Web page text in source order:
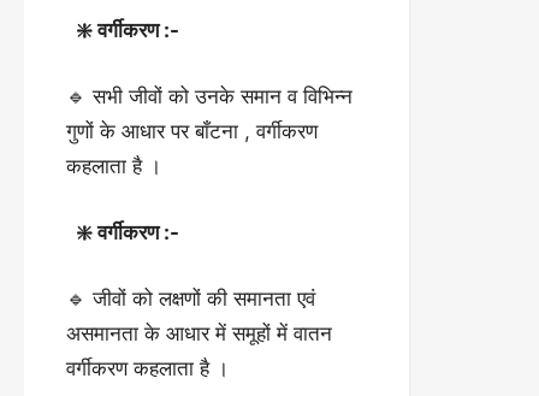
❇️ वर्गीकरण :-
🔹 सभी जीवों को उनके समान व विभिन्न
गुणों के आधार पर बाँटना , वर्गीकरण
कहलाता है ।
❇️ वर्गीकरण :-
🔹 जीवों को लक्षणों की समानता एवं
असमानता के आधार में समूहों में वातन
वर्गीकरण कहलाता है ।